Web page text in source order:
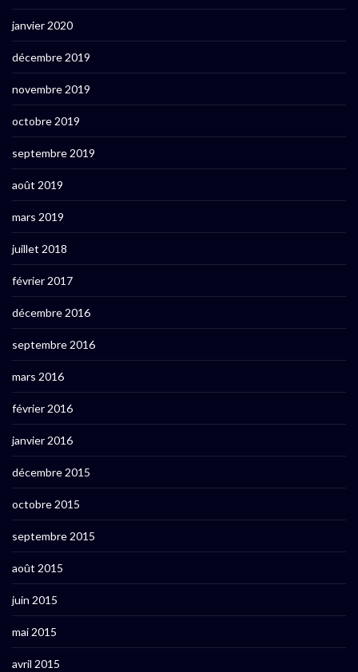
janvier 2020
décembre 2019
novembre 2019
octobre 2019
septembre 2019
août 2019
mars 2019
juillet 2018
février 2017
décembre 2016
septembre 2016
mars 2016
février 2016
janvier 2016
décembre 2015
octobre 2015
septembre 2015
août 2015
juin 2015
mai 2015
avril 2015